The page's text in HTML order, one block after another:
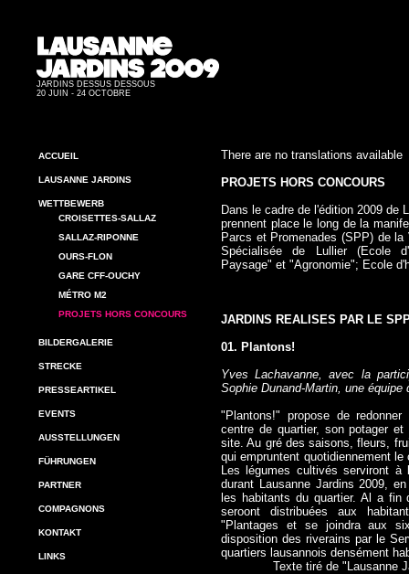
JARDINS DESSUS DESSOUS
20 JUIN - 24 OCTOBRE
ACCUEIL
LAUSANNE JARDINS
WETTBEWERB
CROISETTES-SALLAZ
SALLAZ-RIPONNE
OURS-FLON
GARE CFF-OUCHY
MÉTRO M2
PROJETS HORS CONCOURS
BILDERGALERIE
STRECKE
PRESSEARTIKEL
EVENTS
AUSSTELLUNGEN
FÜHRUNGEN
PARTNER
COMPAGNONS
KONTAKT
LINKS
There are no translations available
PROJETS HORS CONCOURS
Dans le cadre de l'édition 2009 de
prennent place le long de la
Parcs et Promenades (SPP) de
Spécialisée de Lullier (Ecole
Paysage" et "Agronomie"; Ecole
JARDINS REALISES PAR LE
01. Plantons!
Yves Lachavanne, avec la
Sophie Dunand-Martin, une
"Plantons!" propose de
centre de quartier, son potager
site. Au gré des saisons, fleurs,
qui empruntent quotidiennement
Les légumes cultivés serviront
durant Lausanne Jardins 2009,
les habitants du quartier. Al a fin
seroont distribuées aux
"Plantages et se joindra aux
disposition des riverains par le
quartiers lausannois densément
Texte tiré de "Lausanne